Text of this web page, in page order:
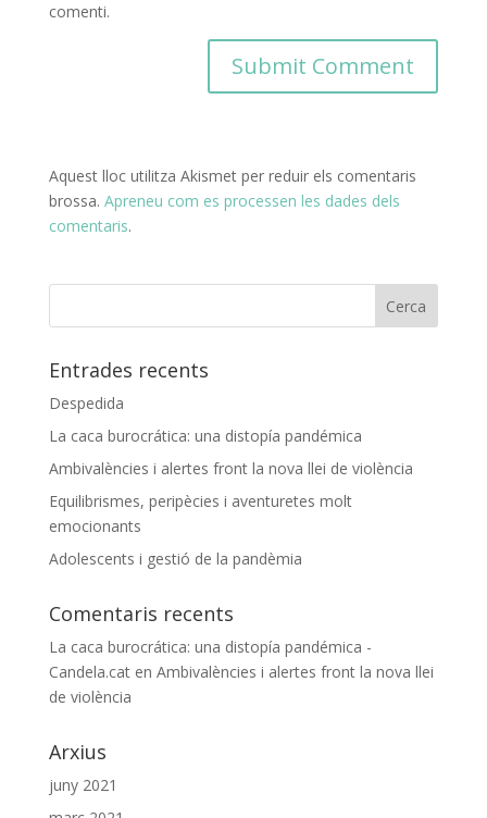
comenti.
Aquest lloc utilitza Akismet per reduir els comentaris
brossa. Apreneu com es processen les dades dels
comentaris.
Entrades recents
Despedida
La caca burocrática: una distopía pandémica
Ambivalències i alertes front la nova llei de violència
Equilibrismes, peripècies i aventuretes molt
emocionants
Adolescents i gestió de la pandèmia
Comentaris recents
La caca burocrática: una distopía pandémica -
Candela.caten Ambivalències i alertes front la nova llei
de violència
Arxius
juny 2021